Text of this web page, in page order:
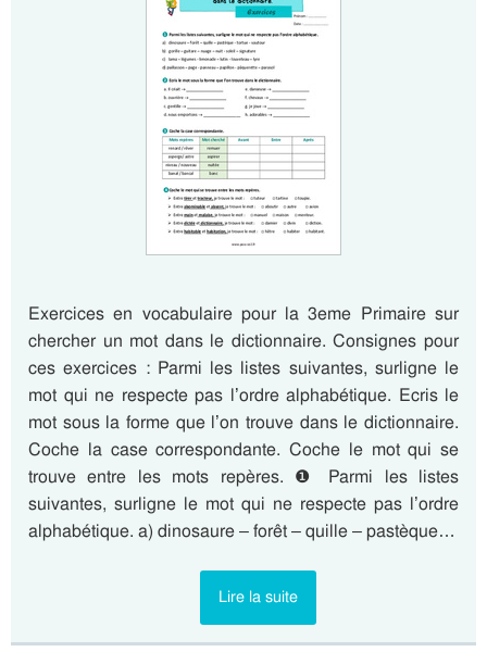
Exercices en vocabulaire pour la 3eme Primaire sur
chercher un mot dans le dictionnaire. Consignes pour
ces exercices : Parmi les listes suivantes, surligne le
mot qui ne respecte pas l’ordre alphabétique. Ecris le
mot sous la forme que l’on trouve dans le dictionnaire.
Coche la case correspondante. Coche le mot qui se
trouve entre les mots repères. ❶ Parmi les listes
suivantes, surligne le mot qui ne respecte pas l’ordre
alphabétique. a) dinosaure – forêt – quille – pastèque…
Lire la suite